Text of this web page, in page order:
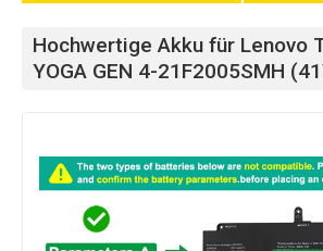
Hochwertige Akku für Lenovo
YOGA GEN 4-21F2005SMH